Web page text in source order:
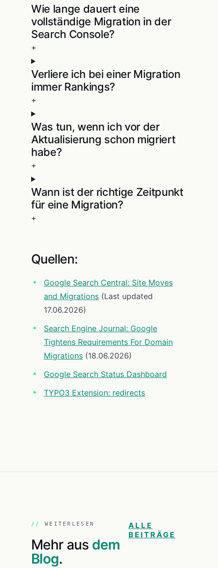
Wie lange dauert eine
vollständige Migration in der
Search Console?
+
Verliere ich bei einer Migration
immer Rankings?
+
Was tun, wenn ich vor der
Aktualisierung schon migriert
habe?
+
Wann ist der richtige Zeitpunkt
für eine Migration?
+
Quellen:
Google Search Central: Site Moves
and Migrations (Last updated
17.06.2026)
Search Engine Journal: Google
Tightens Requirements For Domain
Migrations (18.06.2026)
Google Search Status Dashboard
TYPO3 Extension: redirects
WEITERLESEN
Mehr aus dem
Blog.
ALLE
BEITRÄGE